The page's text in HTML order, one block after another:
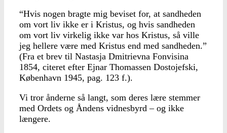
“Hvis nogen bragte mig beviset for, at sandheden
om vort liv ikke er i Kristus, og hvis sandheden
om vort liv virkelig ikke var hos Kristus, så ville
jeg hellere være med Kristus end med sandheden.”
(Fra et brev til Nastasja Dmitrievna Fonvisina
1854, citeret efter Ejnar Thomassen Dostojefski,
København 1945, pag. 123 f.).
Vi tror ånderne så langt, som deres lære stemmer
med Ordets og Åndens vidnesbyrd – og ikke
længere.